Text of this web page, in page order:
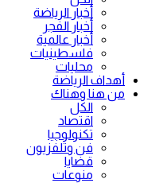
أخبار الرياضة
أخبار الفجر
أخبار عالمية
فلسطينيات
محليات
أهداف الرياضة
من هنا وهناك
الكل
اقتصاد
تكنولوجيا
فن وتلفزيون
قضايا
منوعات